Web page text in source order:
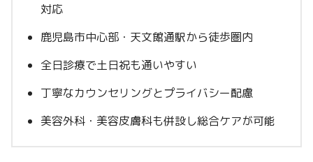
対応
鹿児島市中心部・天文館通駅から徒歩圏内
全日診療で土日祝も通いやすい
丁寧なカウンセリングとプライバシー配慮
美容外科・美容皮膚科も併設し総合ケアが可能